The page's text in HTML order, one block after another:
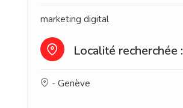
marketing digital
Localité recherchée :
- Genève